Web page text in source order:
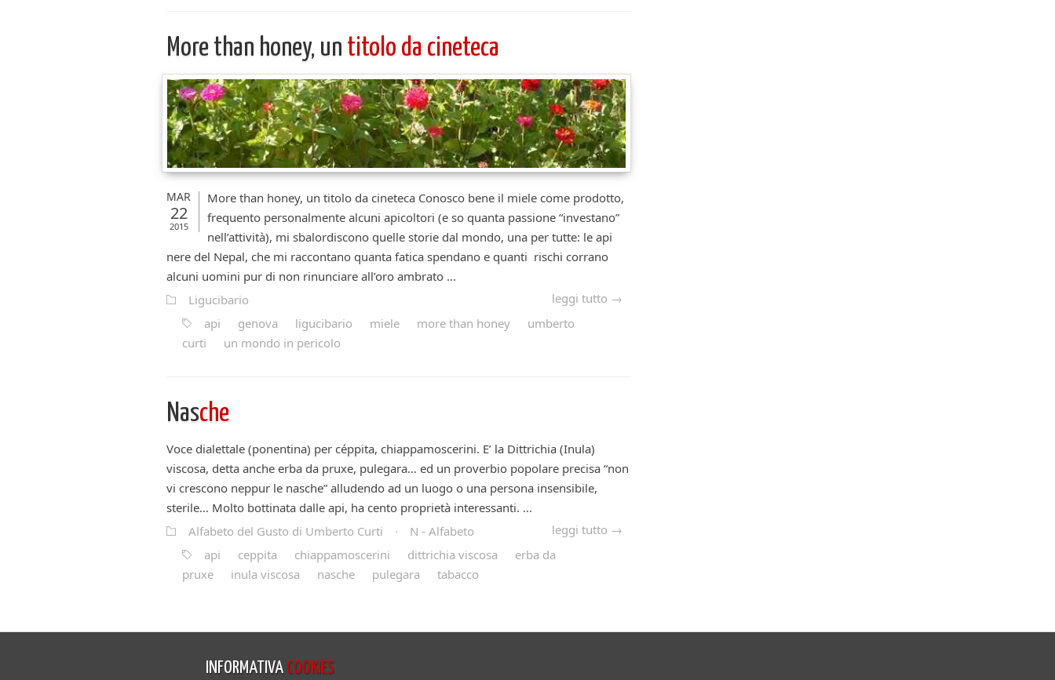
More than honey, un titolo da cineteca
MAR
22
2015
More than honey, un titolo da cineteca Conosco bene il miele come prodotto,
frequento personalmente alcuni apicoltori (e so quanta passione “investano”
nell’attività), mi sbalordiscono quelle storie dal mondo, una per tutte: le api
nere del Nepal, che mi raccontano quanta fatica spendano e quanti rischi corrano
alcuni uomini pur di non rinunciare all’oro ambrato ...
leggi tutto →
Ligucibario
api
genova ligucibario miele more than honey
umberto
curti
un mondo in pericolo
Nasche
Voce dialettale (ponentina) per céppita, chiappamoscerini. E’ la Dittrichia (Inula)
viscosa, detta anche erba da pruxe, pulegara… ed un proverbio popolare precisa “non
vi crescono neppur le nasche” alludendo ad un luogo o una persona insensibile,
sterile… Molto bottinata dalle api, ha cento proprietà interessanti. ...
leggi tutto →
Alfabeto del Gusto di Umberto Curti ·
N - Alfabeto
api
ceppita chiappamoscerini dittrichia viscosa
erba da
pruxe
inula viscosa nasche pulegara tabacco
INFORMATIVA COOKIES